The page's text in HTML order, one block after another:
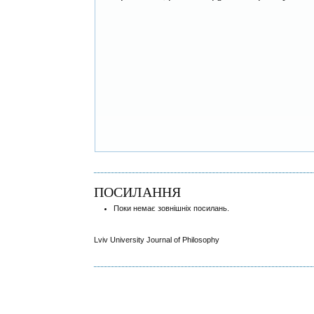
ПОСИЛАННЯ
Поки немає зовнішніх посилань.
Lviv University Journal of Philosophy